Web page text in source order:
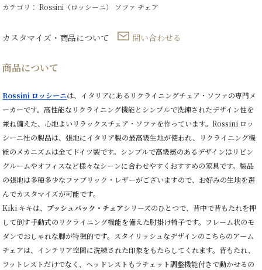
個
カテゴリ：Rossini（ロッシーニ） ソファ チェア
カスタマイズ・商品について 問い合わせる
商品について
Rossini ロッシーニは、イタリアにあるリクライニングチェア・ソファの専門メ
ーカーです。高性能なリクライニング機能とシンプルで洗練されたデザイン性を
兼ね備えた、心地よいリラックスチェア・ソファを作っています。Rossini ロッ
シーニ社の製品は、張地にイタリア製の最高級生地が使われ、リクライニング機
能のメカニズムは全てドイツ製です。シンプルで高級感のあるデザインはリビン
グルームやオフィスなど様々なシーンに合わせやすくおすすめの家具です。製品
の張地は多種多少なファブリック・レザーがございますので、お好みの生地を選
んでカスタマイズが可能です。
Kiki キキは、 プッシュバック・チェアシリーズのひとつで、背中で背もたれを押
して倒す手動式のリクライニング機能を備えた肘掛け椅子です。フレーム状のモ
ダンでおしゃれな脚が特徴的です。スタイリッシュなデザインのこちらのアーム
チェアは、インテリア空間に洗練された印象をもたらしてくれます。背もたれ、
フットレストだけでなく、ヘッドレストもラチェット調整機能付きで動かせるの